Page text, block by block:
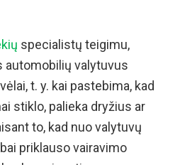
specialistų teigimu,
automobilių valytuvus
t. y. kai pastebima, kad
stiklo, palieka dryžius ar
to, kad nuo valytuvų
priklauso vairavimo